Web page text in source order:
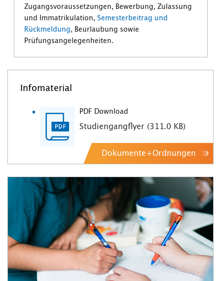
Zugangsvoraussetzungen, Bewerbung, Zulassung
und Immatrikulation, Semesterbeitrag und
Rückmeldung, Beurlaubung sowie
Prüfungsangelegenheiten.
Infomaterial
PDF Download
Studiengangflyer (311.0 KB)
Dokumente+Ordnungen